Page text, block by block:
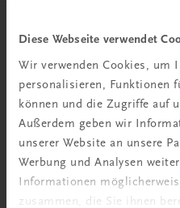
Diese Webseite verwendet
Wir verwenden Cookies, um
personalisieren, Funktionen
können und die Zugriffe auf
Außerdem geben wir
unserer Website an unsere
Werbung und Analysen
Informationen
zusammen, die Sie ihnen
Herzlich
Wir
Familienunternehmen
Mitarbeitern, die eines